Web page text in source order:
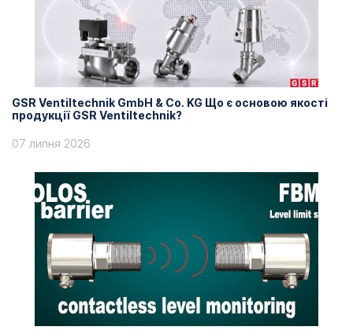
GSR Ventiltechnik GmbH & Co. KG Що є основою якості
продукції GSR Ventiltechnik?
07 липня 2026